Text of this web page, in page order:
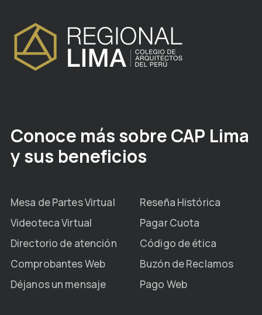
Conoce más sobre CAP Lima
y sus beneficios
Mesa de Partes Virtual
Reseña Histórica
Videoteca Virtual
Pagar Cuota
Directorio de atención
Código de ética
Comprobantes Web
Buzón de Reclamos
Déjanos un mensaje
Pago Web